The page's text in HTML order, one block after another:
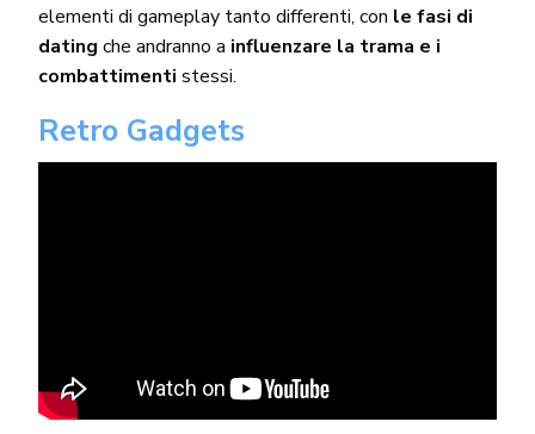
elementi di gameplay tanto differenti, con le fasi di
dating che andranno a influenzare la trama e i
combattimenti stessi.
Retro Gadgets